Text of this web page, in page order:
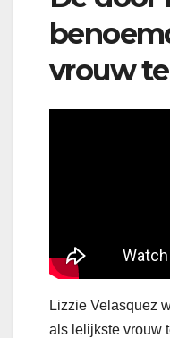
vrouw
Lizzie Velasquez
als lelijkste vrouw